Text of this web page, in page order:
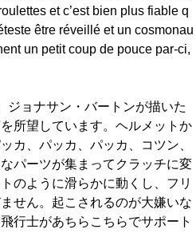
et c’est bien plus fiable q
être réveillé et un cosmonau
un petit coup de pouce par-ci,
ジョナサン・バートンが描いた
所望しています。ヘルメットか
カ、パッカ、パッカ、コツン、
パーツが集まってクラッチに変
のように滑らかに動くし、フリ
せん。起こされるのが大嫌いな
行士があちらこちらでサポート